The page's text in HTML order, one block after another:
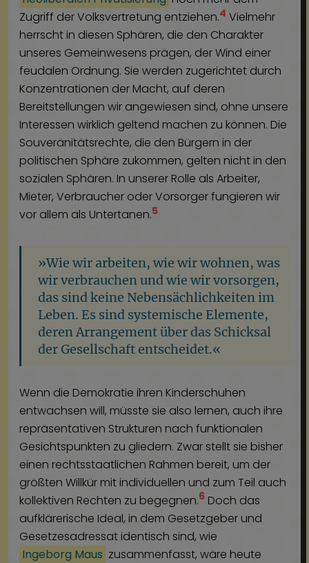
Zugriff der Volksvertretung entziehen.4 Vielmehr
herrscht in diesen Sphären, die den Charakter
unseres Gemeinwesens prägen, der Wind einer
feudalen Ordnung. Sie werden zugerichtet durch
Konzentrationen der Macht, auf deren
Bereitstellungen wir angewiesen sind, ohne unsere
Interessen wirklich geltend machen zu können. Die
Souveränitätsrechte, die den Bürgern in der
politischen Sphäre zukommen, gelten nicht in den
sozialen Sphären. In unserer Rolle als Arbeiter,
Mieter, Verbraucher oder Vorsorger fungieren wir
vor allem als Untertanen.5
»Wie wir arbeiten, wie wir wohnen, was
wir verbrauchen und wie wir vorsorgen,
das sind keine Nebensächlichkeiten im
Leben. Es sind systemische Elemente,
deren Arrangement über das Schicksal
der Gesellschaft entscheidet.«
Wenn die Demokratie ihren Kinderschuhen
entwachsen will, müsste sie also lernen, auch ihre
repräsentativen Strukturen nach funktionalen
Gesichtspunkten zu gliedern. Zwar stellt sie bisher
einen rechtsstaatlichen Rahmen bereit, um der
größten Willkür mit individuellen und zum Teil auch
kollektiven Rechten zu begegnen.6 Doch das
aufklärerische Ideal, in dem Gesetzgeber und
Gesetzesadressat identisch sind, wie
Ingeborg Maus zusammenfasst, wäre heute